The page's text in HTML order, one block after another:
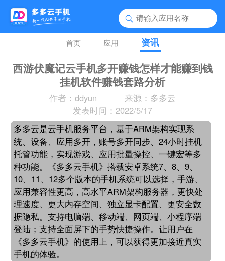
首页 应用 资讯
西游伏魔记云手机多开赚钱怎样才能赚到钱
挂机软件赚钱套路分析
作者：ddyun
来源：多多云
发表时间：2022/5/17
多多云是云手机服务平台，基于ARM架构实现系
统、设备、应用多开，账号多开同步、24小时挂机
托管功能，实现游戏、应用批量操控、一键宏等多
种功能。《多多云手机》搭载安卓系统7、8、9、
10、11、12多个版本的手机系统可以选择，手游、
应用兼容性更高，高水平ARM架构服务器，更快处
理速度、更大内存空间、独立显卡配置、更安全数
据隐私。支持电脑端、移动端、网页端、小程序端
登陆；支持全面屏下的手势快捷操作。让用户在
《多多云手机》的使用上，可以获得更加接近真实
手机的体验。